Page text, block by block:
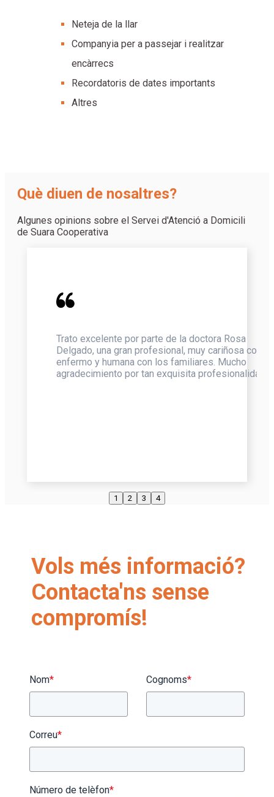
Neteja de la llar
Companyia per a passejar i realitzar
encàrrecs
Recordatoris de dates importants
Altres
Què diuen de nosaltres?
Algunes opinions sobre el Servei d'Atenció a Domicili
de Suara Cooperativa
Trato excelente por parte de la doctora Rosa
Delgado, una gran profesional, muy cariñosa con el
enfermo y humana con los familiares. Mucho
agradecimiento por tan exquisita profesionalidad
1 2 3 4
Vols més informació?
Contacta'ns sense
compromís!
Nom* Cognoms*
Correu*
Número de telèfon*